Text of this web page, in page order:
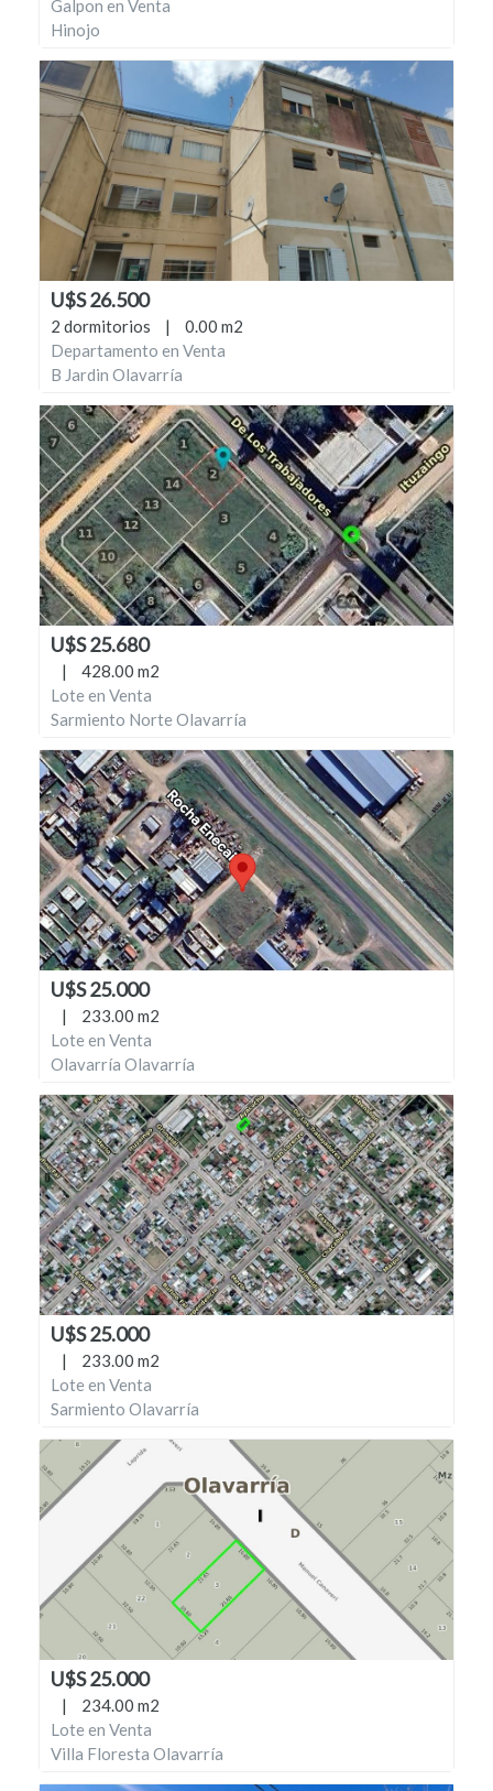
Galpon en Venta
Hinojo
U$S 26.500
2 dormitorios |
0.00 m2
Departamento en Venta
B Jardin Olavarría
U$S 25.680
|
428.00 m2
Lote en Venta
Sarmiento Norte Olavarría
U$S 25.000
|
233.00 m2
Lote en Venta
Olavarría Olavarría
U$S 25.000
|
233.00 m2
Lote en Venta
Sarmiento Olavarría
U$S 25.000
|
234.00 m2
Lote en Venta
Villa Floresta Olavarría